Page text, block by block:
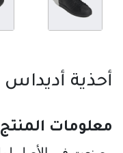
أحذية
معلومات المنتج